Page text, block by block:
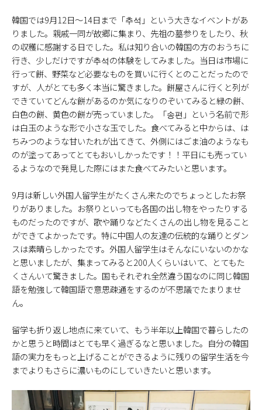
韓国では9月12日～14日まで「추석」という大きなイベントがあ
りました。親戚一同が故郷に集まり、先祖の墓参りをしたり、秋
の収穫に感謝する日でした。私は知り合いの韓国の方のおうちに
行き、少しだけですが추석の体験をしてみました。当日は市場に
行って餅、野菜など必要なものを買いに行くとのことだったので
すが、人がとても多く本当に驚きました。餅屋さんに行くと列が
できていてどんな餅があるのか気になりのぞいてみると緑の餅、
白色の餅、黄色の餅が売っていました。「송편」という名前で形
は白玉のような形で小さな玉でした。食べてみると中からは、は
ちみつのような甘いたれが出てきて、外側にはごま油のようなも
のが塗ってあってとてもおいしかったです！！平日にも売ってい
るようなので発見した際にはまた食べてみたいと思います。
9月は新しい外国人留学生がたくさん来たのでちょっとしたお祭
りがありました。お祭りといっても各国の出し物をやったりする
ものだったのですが、歌や踊りなどたくさんの出し物を見ること
ができてよかったです。特に中国人の友達の伝統的な踊りとダン
スは素晴らしかったです。外国人留学生はそんなにいないのかな
と思いましたが、集まってみると200人くらいはいて、とてもた
くさんいて驚きました。国もそれぞれ全然違う国なのに同じ韓国
語を勉強して韓国語で意思疎通をするのが不思議でたまりませ
ん。
留学も折り返し地点に来ていて、もう半年以上韓国で暮らしたの
かと思うと時間はとても早く過ぎるなと思いました。自分の韓国
語の実力をもっと上げることができるように残りの留学生活を今
までよりもさらに濃いものにしていきたいと思います。